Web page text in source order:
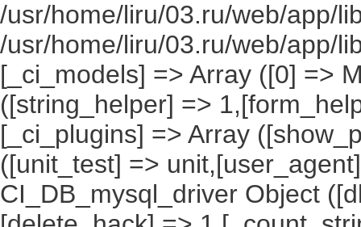
/usr/home/liru/03.ru/web/app/
/usr/home/liru/03.ru/web/app/
[_ci_models] => Array ([0] =>
([string_helper] =>
[_ci_plugins] => Array
([unit_test] =>
CI_DB_mysql_driver Object